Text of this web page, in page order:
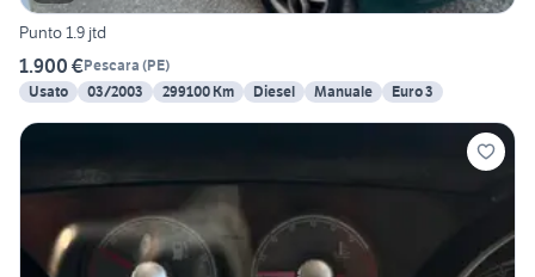
Punto 1.9 jtd
1.900 €Pescara (PE)
Usato
03/2003 299100 Km Diesel Manuale Euro 3